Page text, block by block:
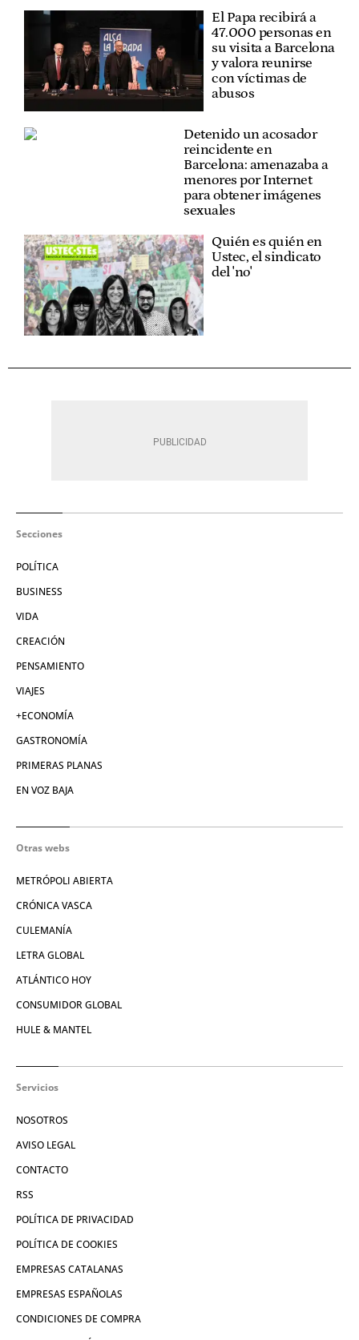
El Papa recibirá a
47.000 personas en
su visita a Barcelona
y valora reunirse
con víctimas de
abusos
Detenido un acosador
reincidente en
Barcelona: amenazaba a
menores por Internet
para obtener imágenes
sexuales
Quién es quién en
Ustec, el sindicato
del 'no'
Secciones
POLÍTICA
BUSINESS
VIDA
CREACIÓN
PENSAMIENTO
VIAJES
+ECONOMÍA
GASTRONOMÍA
PRIMERAS PLANAS
EN VOZ BAJA
Otras webs
METRÓPOLI ABIERTA
CRÓNICA VASCA
CULEMANÍA
LETRA GLOBAL
ATLÁNTICO HOY
CONSUMIDOR GLOBAL
HULE & MANTEL
Servicios
NOSOTROS
AVISO LEGAL
CONTACTO
RSS
POLÍTICA DE PRIVACIDAD
POLÍTICA DE COOKIES
EMPRESAS CATALANAS
EMPRESAS ESPAÑOLAS
CONDICIONES DE COMPRA